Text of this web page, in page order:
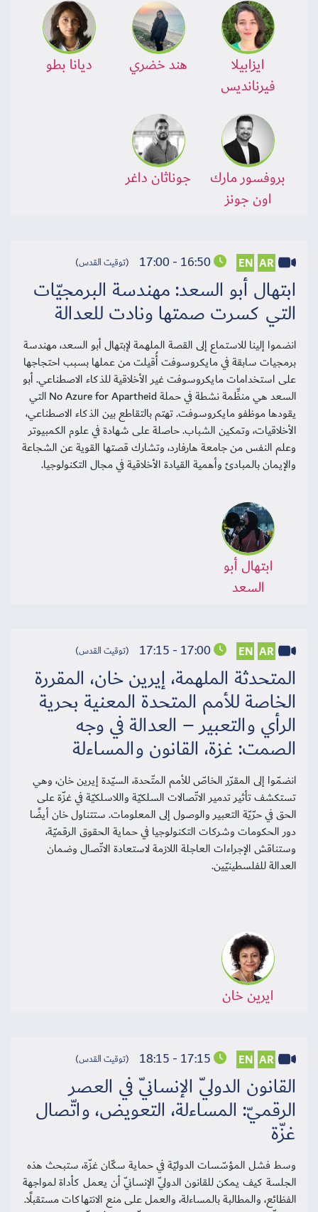
ايزابيلا
فيرنانديس
هند خضري ديانا بطو
بروفسور مارك
اون جونز
جوناثان داغر
AR
EN
16:50 - 17:00 (توقيت القدس)
ابتهال أبو السعد: مهندسة البرمجيّات
التي كسرت صمتها ونادت للعدالة
انضموا إلينا للاستماع إلى القصة الملهمة لإبتهال أبو السعد، مهندسة
برمجيات سابقة في مايكروسوفت أُقيلت من عملها بسبب احتجاجها
على استخدامات مايكروسوفت غير الأخلاقية للذكاء الاصطناعي. أبو
السعد هي منظِّمة نشطة في حملة No Azure for Apartheid التي
يقودها موظفو مايكروسوفت. تهتم بالتقاطع بين الذكاء الاصطناعي،
الأخلاقيات، وتمكين الشباب. حاصلة على شهادة في علوم الكمبيوتر
وعلم النفس من جامعة هارفارد، وتشارك قصتها القوية عن الشجاعة
والإيمان بالمبادئ وأهمية القيادة الأخلاقية في مجال التكنولوجيا.
ابتهال أبو
السعد
AR
EN
17:00 - 17:15 (توقيت القدس)
المتحدثة الملهمة، إيرين خان، المقررة
الخاصة للأمم المتحدة المعنية بحرية
الرأي والتعبير – العدالة في وجه
الصمت: غزة، القانون والمساءلة
انضمّوا إلى المقرّر الخاصّ للأمم المتّحدة، السيّدة إيرين خان، وهي
تستكشف تأثير تدمير الاتّصالات السلكيّة واللاسلكيّة في غزّة على
الحق في حرّيّة التعبير والوصول إلى المعلومات. ستتناول خان أيضًا
دور الحكومات وشركات التكنولوجيا في حماية الحقوق الرقميّة،
وستناقش الإجراءات العاجلة اللازمة لاستعادة الاتّصال وضمان
العدالة للفلسطينيّين.
ايرين خان
AR
EN
17:15 - 18:15 (توقيت القدس)
القانون الدوليّ الإنسانيّ في العصر
الرقميّ: المساءلة، التعويض، واتّصال
غزّة
وسط فشل المؤسّسات الدوليّة في حماية سكّان غزّة، ستبحث هذه
الجلسة كيف يمكن للقانون الدوليّ الإنسانيّ أن يعمل كأداة لمواجهة
الفظائع، والمطالبة بالمساءلة، والعمل على منع الانتهاكات مستقبلًا.